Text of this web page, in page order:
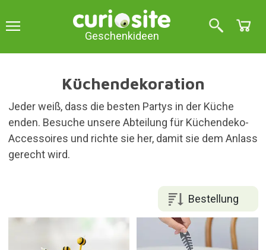
Geschenkideen
Küchendekoration
Jeder weiß, dass die besten Partys in der Küche
enden. Besuche unsere Abteilung für Küchendeko-
Accessoires und richte sie her, damit sie dem Anlass
gerecht wird.
Bestellung